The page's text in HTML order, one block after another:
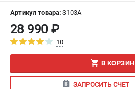
СЕРВИС
ПОДДЕРЖКА
Сервисный центр
Артикул товара: S103A
28 990 ₽
10
В
ЗАПРОСИТЬ СЧЕТ